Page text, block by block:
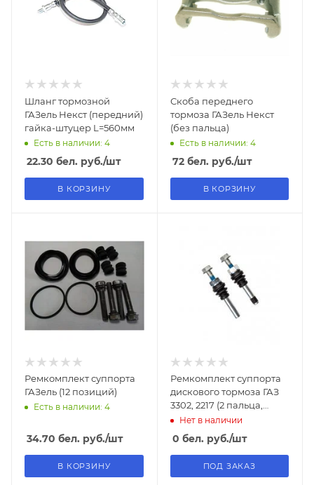
Шланг тормозной
ГАЗель Некст (передний)
гайка-штуцер L=560мм
Есть в наличии: 4
22.30 бел. руб./шт
В КОРЗИНУ
Скоба переднего
тормоза ГАЗель Некст
(без пальца)
Есть в наличии: 4
72бел. руб./шт
В КОРЗИНУ
Ремкомплект суппорта
ГАЗель (12 позиций)
Есть в наличии: 4
34.70 бел. руб./шт
В КОРЗИНУ
Ремкомплект суппорта
дискового тормоза ГАЗ
3302, 2217 (2 пальца,
болты, пыльники)
Нет в наличии
0 бел. руб./шт
ПОД ЗАКАЗ